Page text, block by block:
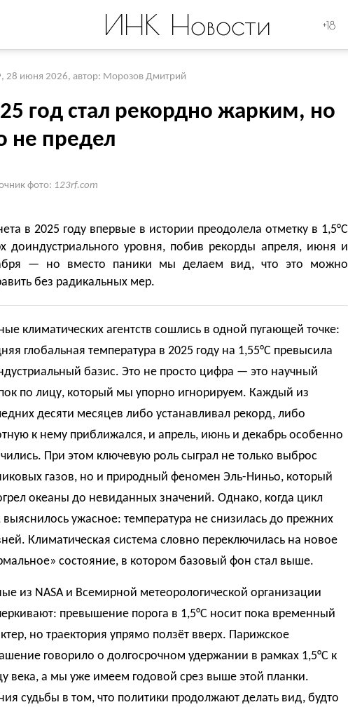
ИНК Новости +18
28 июня 2026, автор: Морозов Дмитрий
год стал рекордно жарким, но
не предел
фото: 123rf.com
в 2025 году впервые в истории преодолела отметку в 1,5°C
доиндустриального уровня, побив рекорды апреля, июня и
— но вместо паники мы делаем вид, что это можно
без радикальных мер.
климатических агентств сошлись в одной пугающей точке:
глобальная температура в 2025 году на 1,55°C превысила
базис. Это не просто цифра — это научный
по лицу, который мы упорно игнорируем. Каждый из
десяти месяцев либо устанавливал рекорд, либо
к нему приближался, и апрель, июнь и декабрь особенно
При этом ключевую роль сыграл не только выброс
газов, но и природный феномен Эль-Ниньо, который
океаны до невиданных значений. Однако, когда цикл
выяснилось ужасное: температура не снизилась до прежних
Климатическая система словно переключилась на новое
состояние, в котором базовый фон стал выше.
из NASA и Всемирной метеорологической организации
превышение порога в 1,5°C носит пока временный
но траектория упрямо ползёт вверх. Парижское
говорило о долгосрочном удержании в рамках 1,5°C к
века, а мы уже имеем годовой срез выше этой планки.
судьбы в том, что политики продолжают делать вид, будто